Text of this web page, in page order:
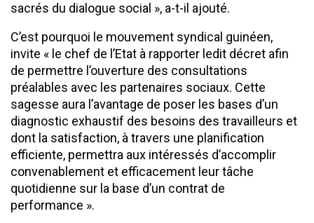
sacrés du dialogue social », a-t-il ajouté.
C’est pourquoi le mouvement syndical guinéen,
invite « le chef de l’Etat à rapporter ledit décret afin
de permettre l’ouverture des consultations
préalables avec les partenaires sociaux. Cette
sagesse aura l’avantage de poser les bases d’un
diagnostic exhaustif des besoins des travailleurs et
dont la satisfaction, à travers une planification
efficiente, permettra aux intéressés d’accomplir
convenablement et efficacement leur tâche
quotidienne sur la base d’un contrat de
performance ».